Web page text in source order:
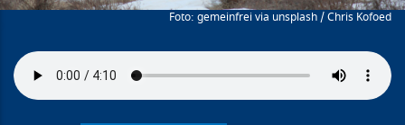
gemeinfrei via unsplash / Chris Kofoed